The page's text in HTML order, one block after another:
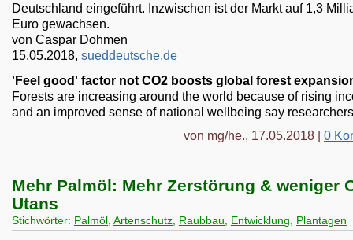
Deutschland eingeführt. Inzwischen ist der Markt auf 1,3
Euro gewachsen.
von Caspar Dohmen
15.05.2018, sueddeutsche.de
'Feel good' factor not CO2 boosts global forest
Forests are increasing around the world because of rising
and an improved sense of national wellbeing say
von mg/he., 17.05.2018 | 0
Mehr Palmöl: Mehr Zerstörung & weniger
Utans
Stichwörter: Palmöl Artenschutz Raubbau Entwicklung Plantagen